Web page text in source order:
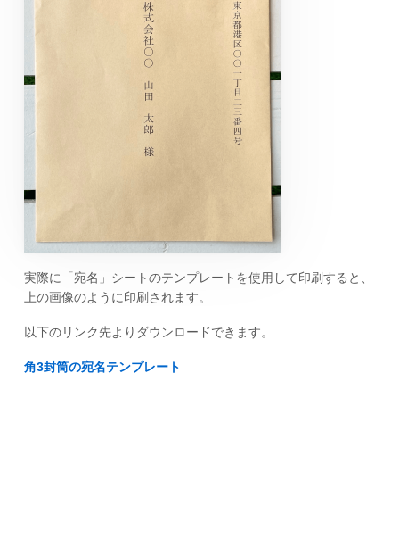
実際に「宛名」シートのテンプレートを使用して印刷すると、
上の画像のように印刷されます。
以下のリンク先よりダウンロードできます。
角3封筒の宛名テンプレート